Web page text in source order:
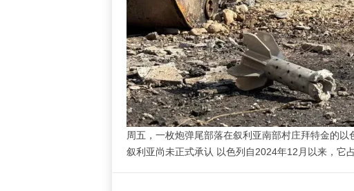
周五，一枚炮弹尾部落在叙利亚南部村庄拜特金的
叙利亚尚未正式承认 以色列 自2024年12月以来，它